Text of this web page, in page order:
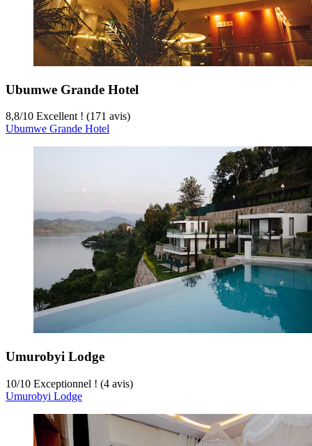
Ubumwe Grande Hotel
8,8/10 Excellent ! (171 avis)
Ubumwe Grande Hotel
Umurobyi Lodge
10/10 Exceptionnel ! (4 avis)
Umurobyi Lodge